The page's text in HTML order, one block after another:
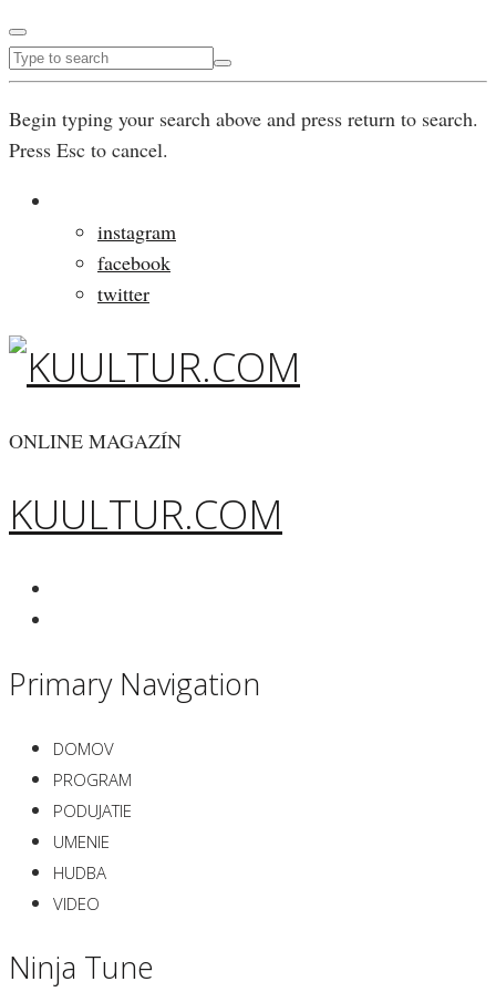
Begin typing your search above and press return to search.
Press Esc to cancel.
instagram
facebook
twitter
ONLINE MAGAZÍN
KUULTUR.COM
Primary Navigation
DOMOV
PROGRAM
PODUJATIE
UMENIE
HUDBA
VIDEO
Ninja Tune